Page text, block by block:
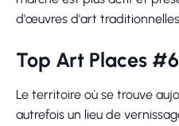
d'œuvres d'art
Top Art Places
Le territoire où se trouve
autrefois un lieu de